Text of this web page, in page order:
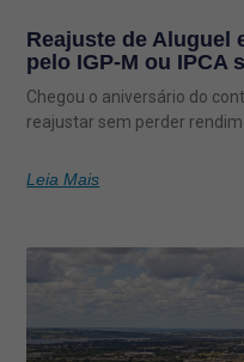
Reajuste de Aluguel
pelo IGP-M ou IPCA
Chegou o aniversário do
reajustar sem perder
Leia Mais